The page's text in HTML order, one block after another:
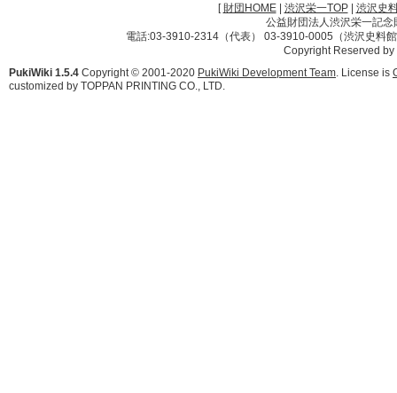
[財団HOME| 渋沢栄一TOP| 渋沢史
公益財団法人渋沢栄一記
電話:03-3910-2314（代表） 03-3910-0005（渋沢史料
Copyright Reserved
PukiWiki 1.5.4 Copyright © 2001-2020 PukiWiki Development Team. License is
customized by TOPPAN PRINTING CO., LTD.